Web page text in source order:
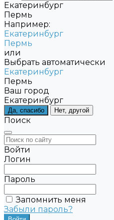
Екатеринбург
Пермь
Например:
Екатеринбург
Пермь
или
Выбрать автоматически
Екатеринбург
Пермь
Ваш город
Екатеринбург
Да, спасибо Нет, другой
Поиск
Войти
Логин
Пароль
Запомнить меня
Забыли пароль?